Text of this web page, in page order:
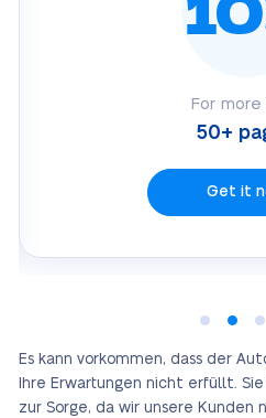
For
50+
Get it
Es kann vorkommen, dass der
Ihre Erwartungen nicht erfüllt.
zur Sorge, da wir unsere Kunden